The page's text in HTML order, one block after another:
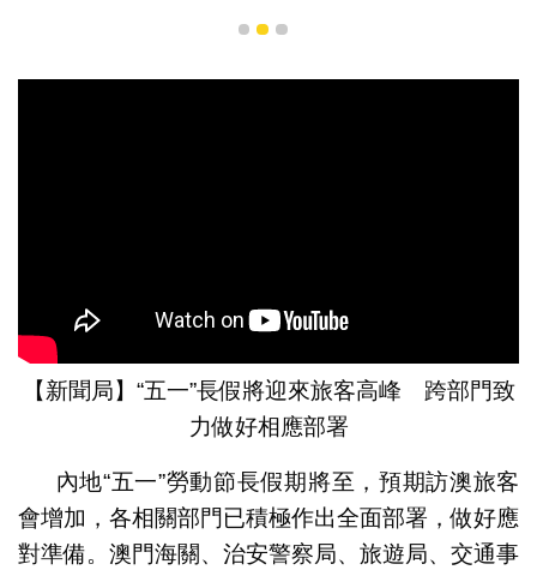
1 2 3
【新聞局】“五一”長假將迎來旅客高峰 跨部門致
力做好相應部署
內地“五一”勞動節長假期將至，預期訪澳旅客
會增加，各相關部門已積極作出全面部署，做好應
對準備。澳門海關、治安警察局、旅遊局、交通事